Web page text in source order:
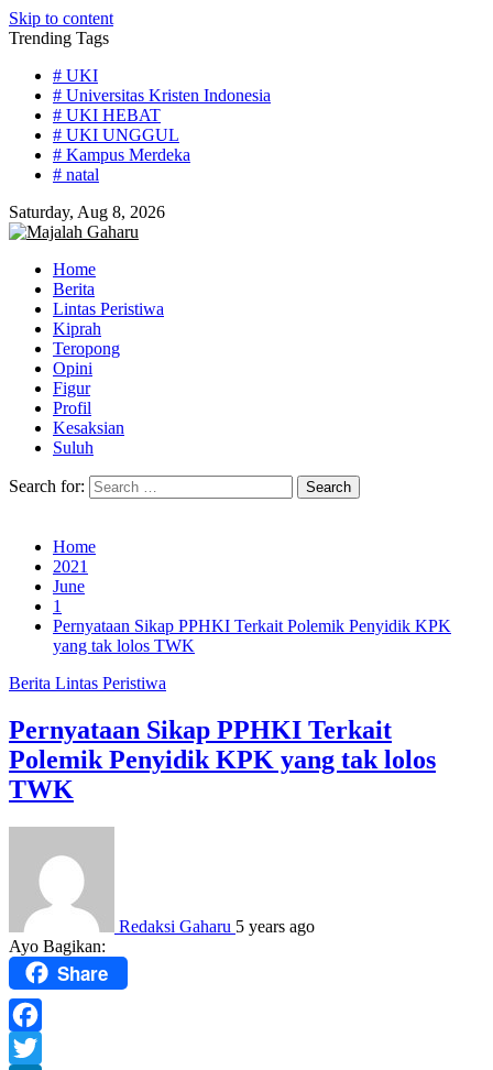
Skip to content
Trending Tags
# UKI
# Universitas Kristen Indonesia
# UKI HEBAT
# UKI UNGGUL
# Kampus Merdeka
# natal
Saturday, Aug 8, 2026
Home
Berita
Lintas Peristiwa
Kiprah
Teropong
Opini
Figur
Profil
Kesaksian
Suluh
Search for:
Home
2021
June
1
Pernyataan Sikap PPHKI Terkait Polemik Penyidik KPK
yang tak lolos TWK
Berita Lintas Peristiwa
Pernyataan Sikap PPHKI Terkait
Polemik Penyidik KPK yang tak lolos
TWK
Redaksi Gaharu 5 years ago
Ayo Bagikan:
Share
Facebook